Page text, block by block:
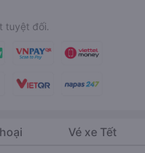
tuyệt đối.
Vé xe Tết